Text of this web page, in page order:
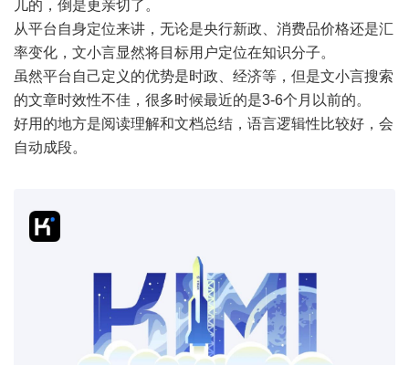
儿的，倒是更亲切了。
从平台自身定位来讲，无论是央行新政、消费品价格还是汇
率变化，文小言显然将目标用户定位在知识分子。
虽然平台自己定义的优势是时政、经济等，但是文小言搜索
的文章时效性不佳，很多时候最近的是3-6个月以前的。
好用的地方是阅读理解和文档总结，语言逻辑性比较好，会
自动成段。